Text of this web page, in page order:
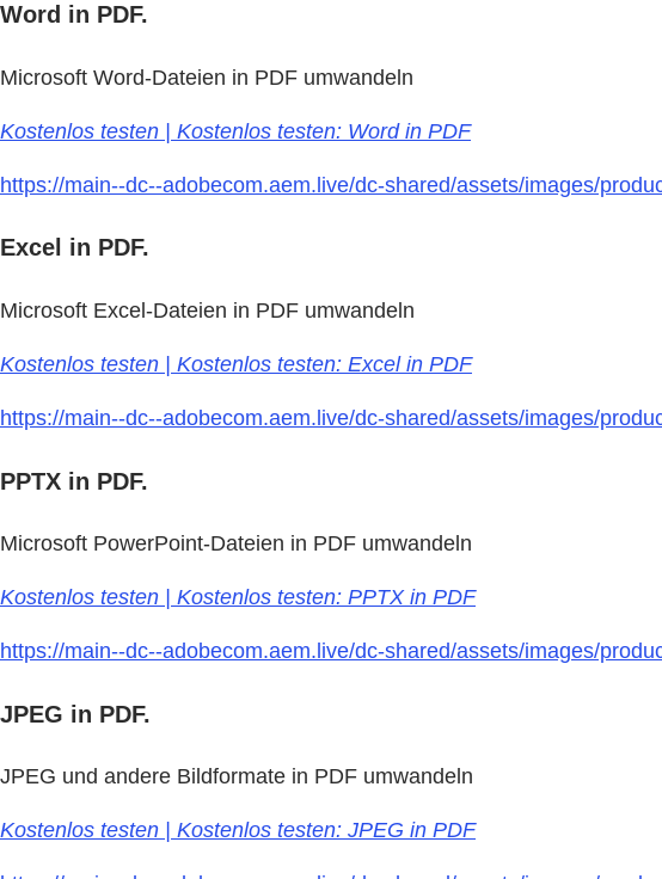
Word in PDF.
Microsoft Word-Dateien in PDF umwandeln
Kostenlos testen | Kostenlos testen: Word in PDF
https://main--dc--adobecom.aem.live/dc-shared/assets/images/
Excel in PDF.
Microsoft Excel-Dateien in PDF umwandeln
Kostenlos testen | Kostenlos testen: Excel in PDF
https://main--dc--adobecom.aem.live/dc-shared/assets/images/
PPTX in PDF.
Microsoft PowerPoint-Dateien in PDF umwandeln
Kostenlos testen | Kostenlos testen: PPTX in PDF
https://main--dc--adobecom.aem.live/dc-shared/assets/images/
JPEG in PDF.
JPEG und andere Bildformate in PDF umwandeln
Kostenlos testen | Kostenlos testen: JPEG in PDF